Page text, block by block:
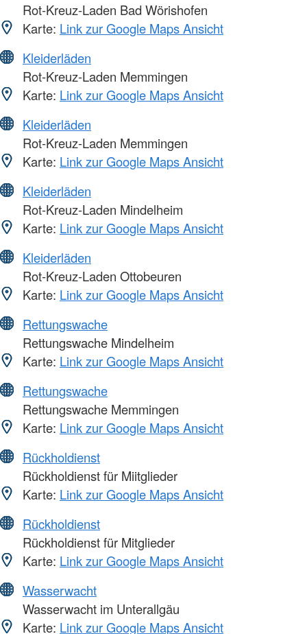
Rot-Kreuz-Laden Bad Wörishofen
Karte: Link zur Google Maps Ansicht
Kleiderläden
Rot-Kreuz-Laden Memmingen
Karte: Link zur Google Maps Ansicht
Kleiderläden
Rot-Kreuz-Laden Memmingen
Karte: Link zur Google Maps Ansicht
Kleiderläden
Rot-Kreuz-Laden Mindelheim
Karte: Link zur Google Maps Ansicht
Kleiderläden
Rot-Kreuz-Laden Ottobeuren
Karte: Link zur Google Maps Ansicht
Rettungswache
Rettungswache Mindelheim
Karte: Link zur Google Maps Ansicht
Rettungswache
Rettungswache Memmingen
Karte: Link zur Google Maps Ansicht
Rückholdienst
Rückholdienst für Miitglieder
Karte: Link zur Google Maps Ansicht
Rückholdienst
Rückholdienst für Mitglieder
Karte: Link zur Google Maps Ansicht
Wasserwacht
Wasserwacht im Unterallgäu
Karte: Link zur Google Maps Ansicht